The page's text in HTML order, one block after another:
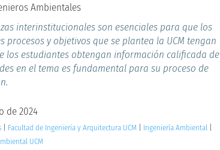
Ambientales
interinstitucionales son esenciales para que los
procesos y objetivos que se plantea la UCM tengan
los estudiantes obtengan información calificada de
en el tema es fundamental para su proceso de
de 2024
Facultad de Ingeniería y Arquitectura UCM Ingeniería Ambiental
UCM